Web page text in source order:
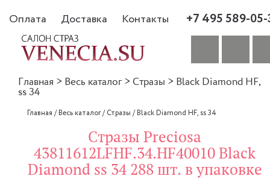
Оплата Доставка Контакты +7 495 589-
Главная > Весь каталог > Стразы > Black Diamond HF,
ss 34
Главная /Весь каталог/Стразы /Black Diamond HF, ss 34
Стразы Preciosa
43811612LFHF.34.HF40010 Black
Diamond ss 34 288 шт. в упаковке